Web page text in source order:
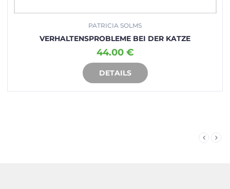
PATRICIA SOLMS
VERHALTENSPROBLEME BEI DER KATZE
44.00 €
DETAILS
IN DEN WARENKORB